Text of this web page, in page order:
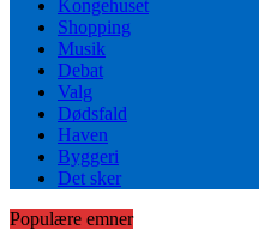
Kongehuset
Shopping
Musik
Debat
Valg
Dødsfald
Haven
Byggeri
Det sker
Populære emner